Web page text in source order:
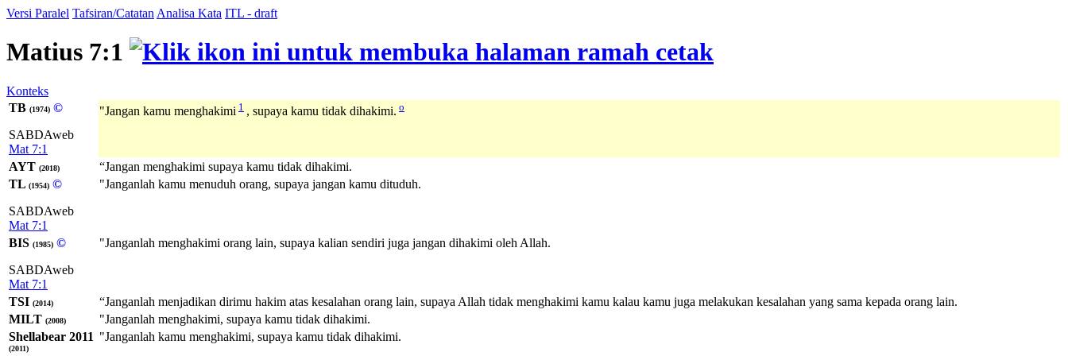
Versi Paralel Tafsiran/Catatan Analisa Kata ITL - draft
Matius 7:1
Konteks
TB (1974) ©
SABDAweb
Mat 7:1
"Jangan kamu menghakimi 1 , supaya kamu tidak dihakimi. o
AYT (2018)
“Jangan menghakimi supaya kamu tidak dihakimi.
TL (1954) ©
SABDAweb
Mat 7:1
"Janganlah kamu menuduh orang, supaya jangan kamu dituduh.
BIS (1985) ©
SABDAweb
Mat 7:1
"Janganlah menghakimi orang lain, supaya kalian sendiri juga jangan dihakimi oleh Allah.
TSI (2014)
“Janganlah menjadikan dirimu hakim atas kesalahan orang lain, supaya Allah tidak menghakimi kamu kalau kamu juga melakukan kesalahan yang sama kepada orang lain.
MILT (2008)
"Janganlah menghakimi, supaya kamu tidak dihakimi.
Shellabear 2011
(2011)
"Janganlah kamu menghakimi, supaya kamu tidak dihakimi.